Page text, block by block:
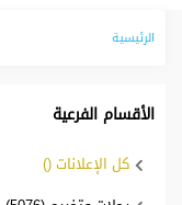
الرئيسية
الأقسام الفرعية
كل الإعلانات ()